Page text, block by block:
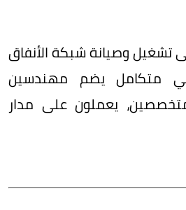
تشغيل وصيانة شبكة الأنفاق
متكامل يضم مهندسين
يعملون على مدار